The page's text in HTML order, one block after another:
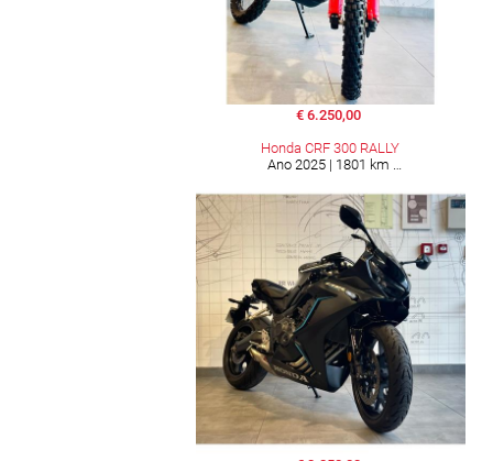
€ 6.250,00
Honda CRF 300 RALLY
Ano 2025 | 1801 km